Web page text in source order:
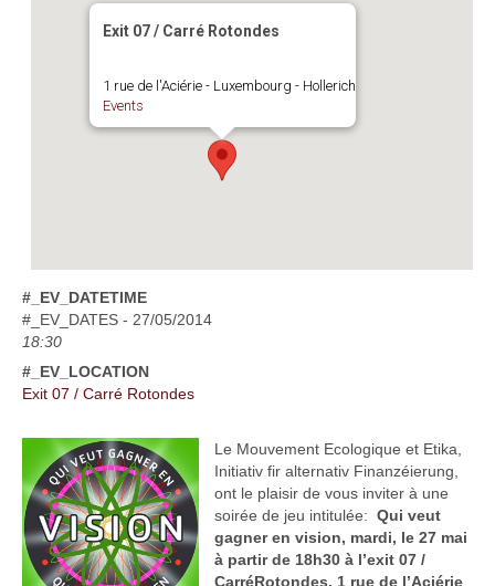
Exit 07 / Carré Rotondes
1 rue de l'Aciérie - Luxembourg - Hollerich
Events
#_EV_DATETIME
#_EV_DATES - 27/05/2014
18:30
#_EV_LOCATION
Exit 07 / Carré Rotondes
Le Mouvement Ecologique et Etika,
Initiativ fir alternativ Finanzéierung,
ont le plaisir de vous inviter à une
soirée de jeu intitulée: Qui veut
gagner en vision, mardi, le 27 mai
à partir de 18h30 à l’exit 07 /
CarréRotondes, 1 rue de l’Aciérie